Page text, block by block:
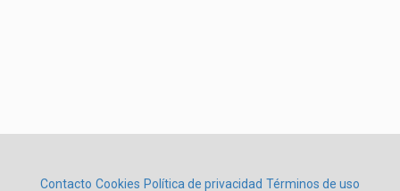
Contacto Cookies Política de privacidad Términos de uso